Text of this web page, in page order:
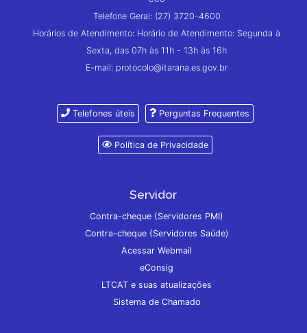
Telefone Geral: (27) 3720-4600
Horários de Atendimento: Horário de Atendimento: Segunda à
Sexta, das 07h às 11h - 13h às 16h
E-mail: protocolo@itarana.es.gov.br
Telefones úteis Perguntas Frequentes
Política de Privacidade
Servidor
Contra-cheque (Servidores PMI)
Contra-cheque (Servidores Saúde)
Acessar Webmail
eConsig
LTCAT e suas atualizações
Sistema de Chamado